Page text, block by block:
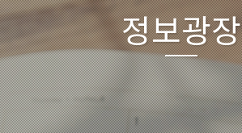
정보광장